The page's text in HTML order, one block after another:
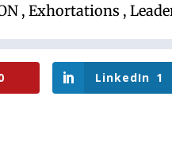
,Exhortations ,
LinkedIn 1